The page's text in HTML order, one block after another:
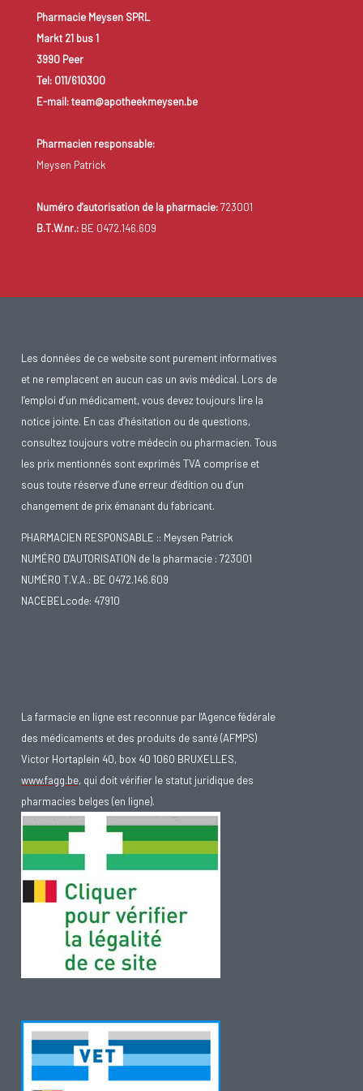
Nouer constamment les cheveux en queue de cheval, jouer
avec les cheveux tout au long de la journée peut aussi faire
chuter les cheveux (alopécie traumatique). Dans ce cas, il
faudra laisser reposer le cheveux si l’on veut obtenir une
amélioration.
Pharmacie Meysen SPRL
Markt 21 bus 1
3990 Peer
Tel: 011/610300
E-mail: team@apotheekmeysen.be
Pharmacien responsable:
Meysen Patrick
Numéro d'autorisation de la pharmacie:723001
B.T.W.nr.:BE 0472.146.609
Les données de ce website sont purement informatives
et ne remplacent en aucun cas un avis médical. Lors de
l’emploi d’un médicament, vous devez toujours lire la
notice jointe. En cas d’hésitation ou de questions,
consultez toujours votre médecin ou pharmacien. Tous
les prix mentionnés sont exprimés TVA comprise et
sous toute réserve d’une erreur d’édition ou d’un
changement de prix émanant du fabricant.
PHARMACIEN RESPONSABLE :: Meysen Patrick
NUMÉRO D'AUTORISATION de la pharmacie : 723001
NUMÉRO T.V.A.: BE 0472.146.609
NACEBELcode: 47910
La farmacie en ligne est reconnue par l'Agence fédérale
des médicaments et des produits de santé (AFMPS)
Victor Hortaplein 40, box 40 1060 BRUXELLES,
www.fagg.be, qui doit vérifier le statut juridique des
pharmacies belges (en ligne).